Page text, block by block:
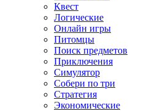
Квест
Логические
Онлайн игры
Питомцы
Поиск предметов
Приключения
Симулятор
Собери по три
Стратегия
Экономические